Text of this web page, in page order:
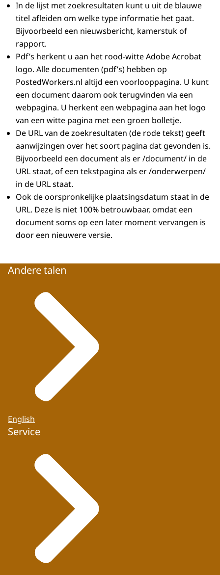
In de lijst met zoekresultaten kunt u uit de blauwe
titel afleiden om welke type informatie het gaat.
Bijvoorbeeld een nieuwsbericht, kamerstuk of
rapport.
Pdf’s herkent u aan het rood-witte Adobe Acrobat
logo. Alle documenten (pdf’s) hebben op
PostedWorkers.nl altijd een voorlooppagina. U kunt
een document daarom ook terugvinden via een
webpagina. U herkent een webpagina aan het logo
van een witte pagina met een groen bolletje.
De URL van de zoekresultaten (de rode tekst) geeft
aanwijzingen over het soort pagina dat gevonden is.
Bijvoorbeeld een document als er /document/ in de
URL staat, of een tekstpagina als er /onderwerpen/
in de URL staat.
Ook de oorspronkelijke plaatsingsdatum staat in de
URL. Deze is niet 100% betrouwbaar, omdat een
document soms op een later moment vervangen is
door een nieuwere versie.
Andere talen
English
Service